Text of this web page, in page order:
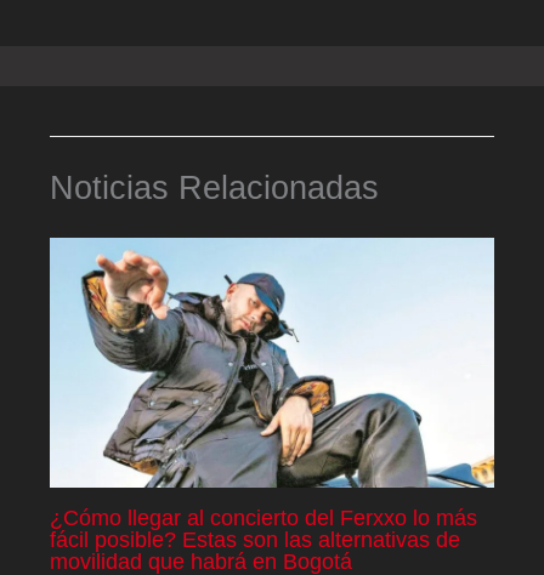
Noticias Relacionadas
¿Cómo llegar al concierto del Ferxxo lo más
fácil posible? Estas son las alternativas de
movilidad que habrá en Bogotá